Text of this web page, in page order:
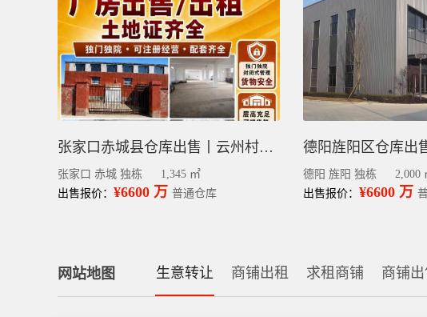
张家口赤城县仓库出售丨云州村独门独院厂房出租 土地证齐全可注册
张家口 赤城 独栋
1,345 ㎡
出售报价： ¥6600 万 普通仓库
德阳 旌阳 独栋
2,000
出售报价： ¥6600 万
网站地图 生意转让 商铺出租 求租商铺 商铺出